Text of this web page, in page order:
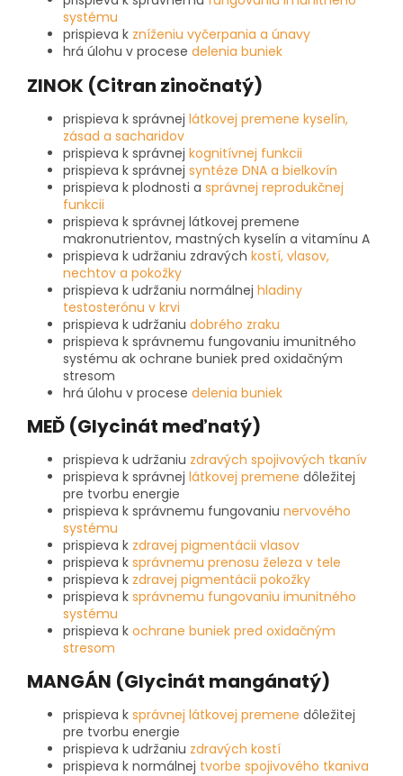
systému
prispieva k zníženiu vyčerpania a únavy
hrá úlohu v procese delenia buniek
ZINOK (Citran zinočnatý)
prispieva k správnej látkovej premene kyselín,
zásad a sacharidov
prispieva k správnej kognitívnej funkcii
prispieva k správnej syntéze DNA a bielkovín
prispieva k plodnosti a správnej reprodukčnej
funkcii
prispieva k správnej látkovej premene
makronutrientov, mastných kyselín a vitamínu A
prispieva k udržaniu zdravých kostí, vlasov,
nechtov a pokožky
prispieva k udržaniu normálnej hladiny
testosterónu v krvi
prispieva k udržaniu dobrého zraku
prispieva k správnemu fungovaniu imunitného
systému ak ochrane buniek pred oxidačným
stresom
hrá úlohu v procese delenia buniek
MEĎ (Glycinát meďnatý)
prispieva k udržaniu zdravých spojivových tkanív
prispieva k správnej látkovej premene dôležitej
pre tvorbu energie
prispieva k správnemu fungovaniu nervového
systému
prispieva k zdravej pigmentácii vlasov
prispieva k správnemu prenosu železa v tele
prispieva k zdravej pigmentácii pokožky
prispieva k správnemu fungovaniu imunitného
systému
prispieva k ochrane buniek pred oxidačným
stresom
MANGÁN (Glycinát mangánatý)
prispieva k správnej látkovej premene dôležitej
pre tvorbu energie
prispieva k udržaniu zdravých kostí
prispieva k normálnej tvorbe spojivového tkaniva